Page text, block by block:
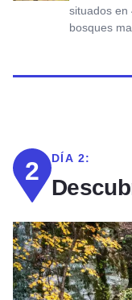
situados en
bosques
2 DÍA 2: